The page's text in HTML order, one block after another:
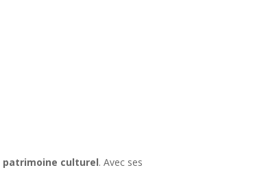
patrimoine culturel. Avec ses